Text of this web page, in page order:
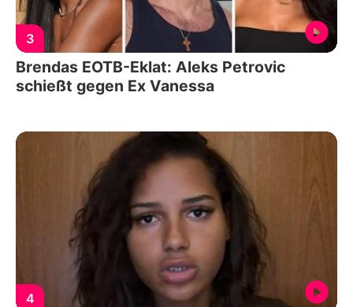
3
Brendas EOTB-Eklat: Aleks Petrovic
schießt gegen Ex Vanessa
4